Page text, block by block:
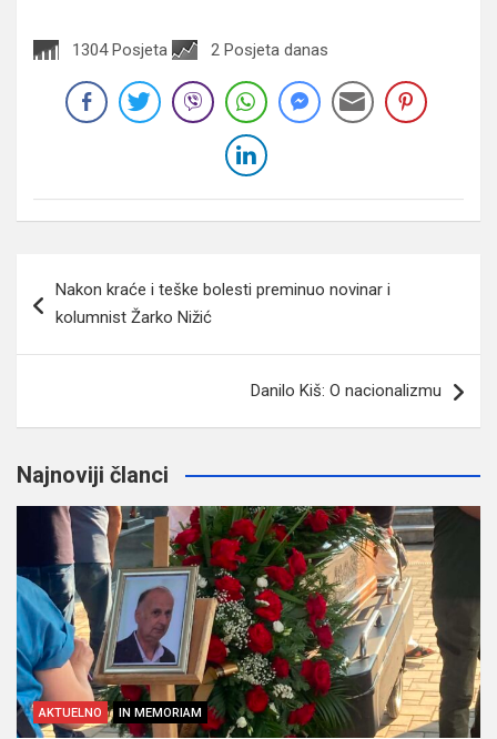
1304 Posjeta 2 Posjeta danas
članaka
Nakon kraće i teške bolesti preminuo novinar i
kolumnist Žarko Nižić
Danilo Kiš: O nacionalizmu
Najnoviji članci
AKTUELNO IN MEMORIAM